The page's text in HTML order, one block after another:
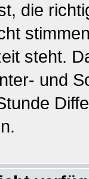
die
steht.
und